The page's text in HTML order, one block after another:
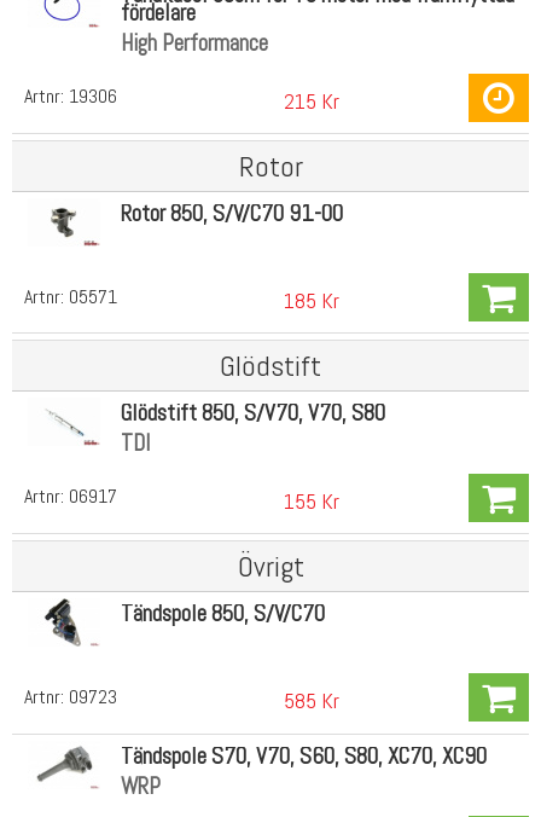
Artnr: 19306
fördelare
High Performance
215 Kr
Rotor
Artnr: 05571
Rotor 850, S/V/C70 91-00
185 Kr
Glödstift
Artnr: 06917
Glödstift 850, S/V70, V70, S80
TDI
155 Kr
Övrigt
Artnr: 09723
Tändspole 850, S/V/C70
585 Kr
Tändspole S70, V70, S60, S80, XC70, XC90
WRP